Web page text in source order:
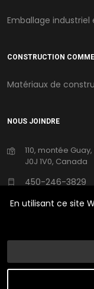
Emballage industriel
CONSTRUCTION
Matériaux de
NOUS JOINDRE
110, montée
J0J 1V0, Canada
450-246-3829
©Copyright2026
En utilisant ce site